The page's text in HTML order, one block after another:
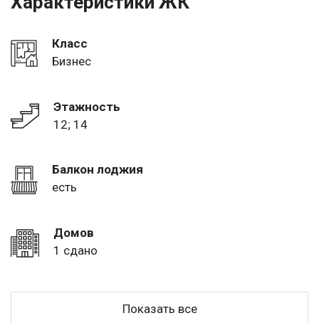
Класс
Бизнес
Этажность
12; 14
Балкон лоджия
есть
Домов
1 сдано
Показать все